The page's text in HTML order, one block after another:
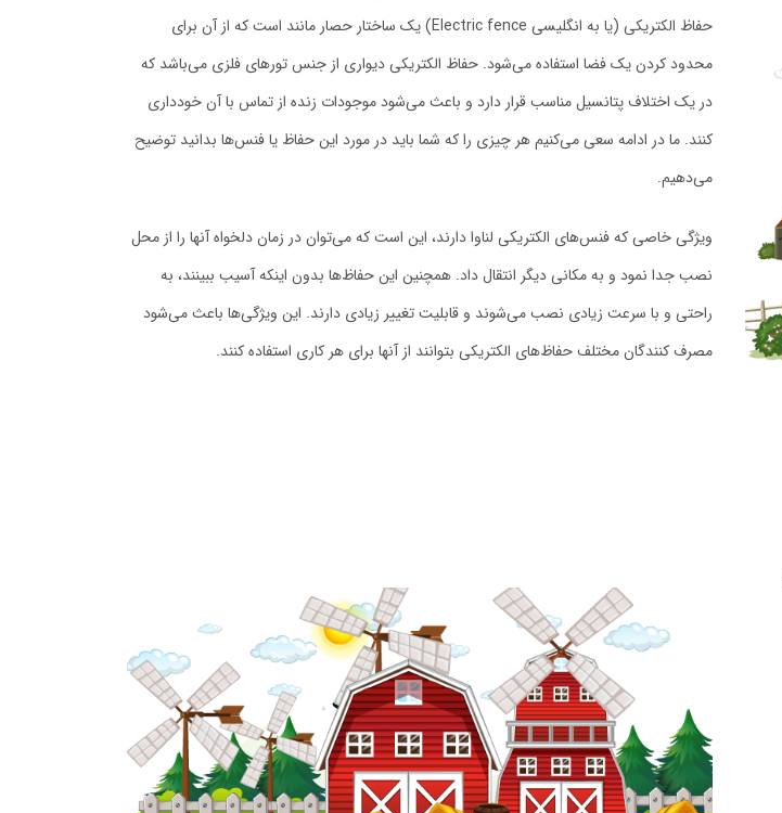
حفاظ الکتریکی (یا به انگلیسی Electric fence) یک ساختار حصار مانند است که از آن برای
محدود کردن یک فضا استفاده می‌شود. حفاظ الکتریکی دیواری از جنس تورهای فلزی می‌باشد که
در یک اختلاف پتانسیل مناسب قرار دارد و باعث می‌شود موجودات زنده از تماس با آن خودداری
کنند. ما در ادامه سعی می‌کنیم هر چیزی را که شما باید در مورد این حفاظ یا فنس‌ها بدانید توضیح
می‌دهیم.
ویژگی خاصی که فنس‌های الکتریکی لناوا دارند، این است که می‌توان در زمان دلخواه آنها را از محل
نصب جدا نمود و به مکانی دیگر انتقال داد. همچنین این حفاظ‌ها بدون اینکه آسیب ببینند، به
راحتی و با سرعت زیادی نصب می‌شوند و قابلیت تغییر زیادی دارند. این ویژگی‌ها باعث می‌شود
مصرف کنندگان مختلف حفاظ‌های الکتریکی بتوانند از آنها برای هر کاری استفاده کنند.